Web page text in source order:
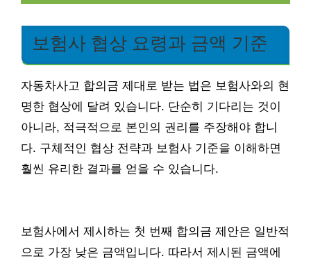
보험사 협상 요령과 금액 기준
자동차사고 합의금 제대로 받는 법은 보험사와의 현
명한 협상에 달려 있습니다. 단순히 기다리는 것이
아니라, 적극적으로 본인의 권리를 주장해야 합니
다. 구체적인 협상 전략과 보험사 기준을 이해하면
훨씬 유리한 결과를 얻을 수 있습니다.
보험사에서 제시하는 첫 번째 합의금 제안은 일반적
으로 가장 낮은 금액입니다. 따라서 제시된 금액에